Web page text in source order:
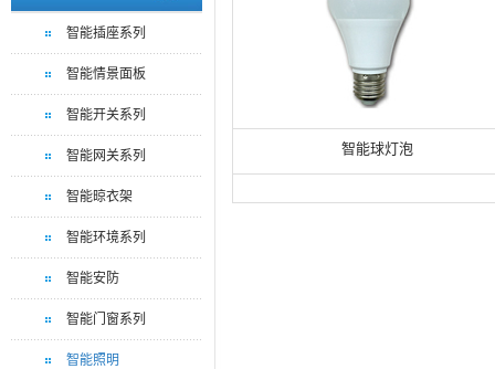
智能插座系列
智能情景面板
智能开关系列
智能网关系列
智能晾衣架
智能环境系列
智能安防
智能门窗系列
智能照明
智能球灯泡